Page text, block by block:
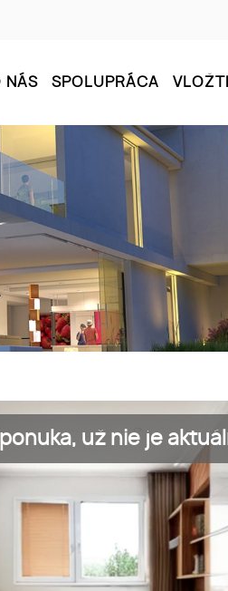
NÁS SPOLUPRÁCA
už nie je